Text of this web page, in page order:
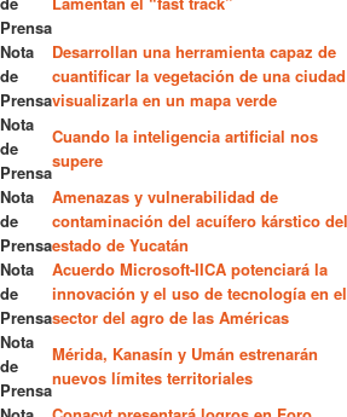
Prensa
Nota
de
Prensa
Desarrollan una herramienta capaz de
cuantificar la vegetación de una
visualizarla en un mapa verde
Nota
de
Prensa
Cuando la inteligencia artificial nos
supere
Nota
de
Prensa
Amenazas y vulnerabilidad de
contaminación del acuífero kárstico del
estado de Yucatán
Nota
de
Prensa
Acuerdo Microsoft-IICA potenciará la
innovación y el uso de tecnología en el
sector del agro de las Américas
Nota
de
Prensa
Mérida, Kanasín y Umán estrenarán
nuevos límites territoriales